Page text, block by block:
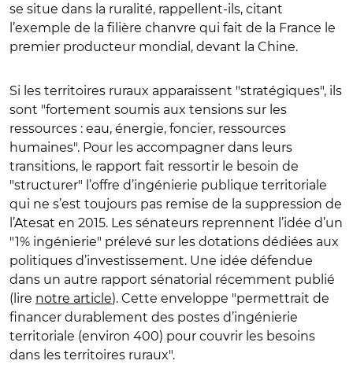
se situe dans la ruralité, rappellent-ils, citant
l’exemple de la filière chanvre qui fait de la France le
premier producteur mondial, devant la Chine.
Si les territoires ruraux apparaissent "stratégiques", ils
sont "fortement soumis aux tensions sur les
ressources : eau, énergie, foncier, ressources
humaines". Pour les accompagner dans leurs
transitions, le rapport fait ressortir le besoin de
"structurer" l’offre d’ingénierie publique territoriale
qui ne s’est toujours pas remise de la suppression de
l’Atesat en 2015. Les sénateurs reprennent l’idée d’un
"1% ingénierie" prélevé sur l es dotations dédiées aux
politiques d’investissement. Une idée défendue
dans un autre rapport sénatorial récemment publié
(lire notre article). Cette enveloppe "permettrait de
financer durablement des postes d’ingénierie
territoriale (environ 400) pour couvrir les besoins
dans les territoires ruraux".